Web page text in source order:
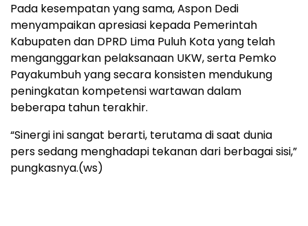
Pada kesempatan yang sama, Aspon Dedi
menyampaikan apresiasi kepada Pemerintah
Kabupaten dan DPRD Lima Puluh Kota yang telah
menganggarkan pelaksanaan UKW, serta Pemko
Payakumbuh yang secara konsisten mendukung
peningkatan kompetensi wartawan dalam
beberapa tahun terakhir.
“Sinergi ini sangat berarti, terutama di saat dunia
pers sedang menghadapi tekanan dari berbagai sisi,”
pungkasnya.(ws)